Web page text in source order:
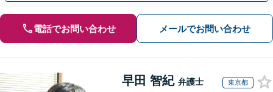
電話でお問い合わせ メールでお問い合わせ
早田 智紀 弁護士 東京都